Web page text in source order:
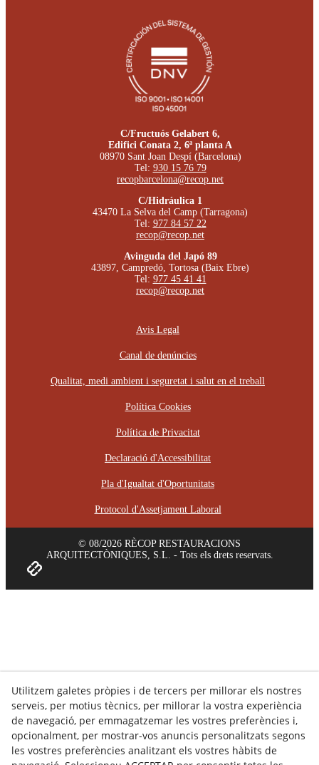
C/Fructuós Gelabert 6,
Edifici Conata 2, 6ª planta A
08970 Sant Joan Despí (Barcelona)
Tel: 930 15 76 79
recopbarcelona@recop.net
C/Hidráulica 1
43470 La Selva del Camp (Tarragona)
Tel: 977 84 57 22
recop@recop.net
Avinguda del Japó 89
43897, Campredó, Tortosa (Baix Ebre)
Tel: 977 45 41 41
recop@recop.net
Avis Legal
Canal de denúncies
Qualitat, medi ambient i seguretat i salut en el treball
Política Cookies
Política de Privacitat
Declaració d'Accessibilitat
Pla d'Igualtat d'Oportunitats
Protocol d'Assetjament Laboral
© 08/2026 RÈCOP RESTAURACIONS
ARQUITECTÒNIQUES, S.L. - Tots els drets reservats.
Utilitzem galetes pròpies i de tercers per millorar els nostres
serveis, per motius tècnics, per millorar la vostra experiència
de navegació, per emmagatzemar les vostres preferències i,
opcionalment, per mostrar-vos anuncis personalitzats segons
les vostres preferències analitzant els vostres hàbits de